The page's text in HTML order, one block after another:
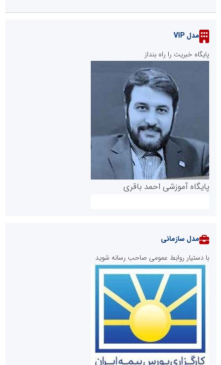
مدل VIP
پایگاه خبریت را راه بنداز
پایگاه آموزشی احمد باقری
روابط عمومی خبرگزاری گزارش خبر
مدل سازمانی
با دستیار روابط عمومی صاحب رسانه شوید